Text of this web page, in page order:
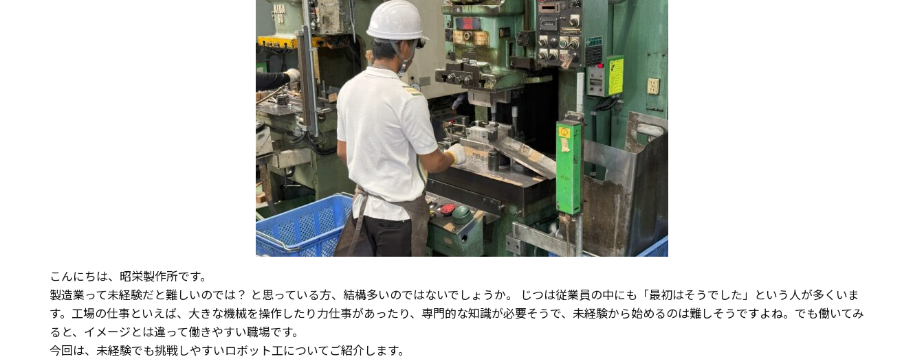
こんにちは、昭栄製作所です。
製造業って未経験だと難しいのでは？ と思っている方、結構多いのではないでしょうか。 じつは従業員の中にも「最初はそうでした」という人が多くいま
す。工場の仕事といえば、大きな機械を操作したり力仕事があったり、専門的な知識が必要そうで、未経験から始めるのは難しそうですよね。でも働いてみ
ると、イメージとは違って働きやすい職場です。
今回は、未経験でも挑戦しやすいロボット工についてご紹介します。